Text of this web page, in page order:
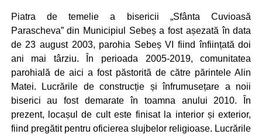
Piatra de temelie a bisericii „Sfânta Cuvioasă
Parascheva” din Municipiul Sebeș a fost așezată în data
de 23 august 2003, parohia Sebeș VI fiind înființată doi
ani mai târziu. În perioada 2005-2019, comunitatea
parohială de aici a fost păstorită de către părintele Alin
Matei. Lucrările de construcție și înfrumusețare a noii
biserici au fost demarate în toamna anului 2010. În
prezent, locașul de cult este finisat la interior și exterior,
fiind pregătit pentru oficierea slujbelor religioase. Lucrările